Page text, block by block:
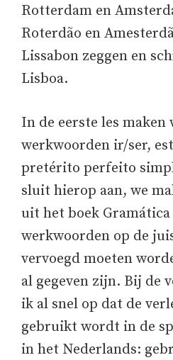
Rotterdam en
Roterdão en
Lissabon zeggen en
Lisboa.
In de eerste les maken
werkwoorden ir/ser,
pretérito perfeito
sluit hierop aan, we
uit het boek
werkwoorden op de
vervoegd moeten
al gegeven zijn. Bij de
ik al snel op dat de
gebruikt wordt in de
in het Nederlands: